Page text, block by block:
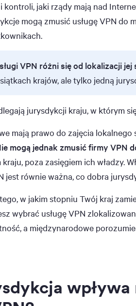
kontroli, jaki rządy mają nad
mogą zmusić usługę VPN do
VPN różni się od lokalizacji jej
krajów, ale tylko jedną
jurysdykcji kraju, w którym
mają prawo do zajęcia
mogą jednak zmusić firmy VPN
poza zasięgiem ich władzy.
jest równie ważna, co dobra
w jakim stopniu Twój kraj
wybrać usługę VPN
a międzynarodowe